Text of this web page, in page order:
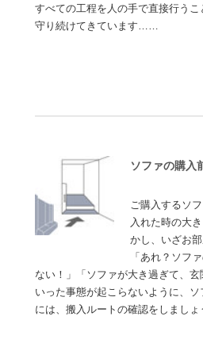
すべての工程を人の手で直接行う
守り続けてきています……
ソファの購入
ご購入するソ
入れた時の大
かし、いざお
「あれ？ソフ
ない！」「ソファが大き過ぎて、玄
いった事態が起こらないように、
には、搬入ルートの確認をしまし